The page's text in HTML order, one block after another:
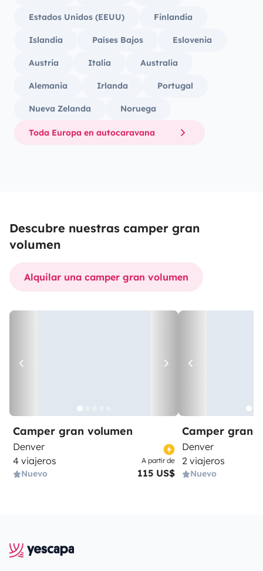
Estados Unidos (EEUU) Finlandia
Islandia Países Bajos Eslovenia
Austria Italia Australia
Alemania Irlanda Portugal
Nueva Zelanda Noruega
Toda Europa en autocaravana
Descubre nuestras camper gran
volumen
Alquilar una camper gran volumen
Camper gran volumen
Denver
4 viajeros
Nuevo
A partir de
115 US$
Camper gran
Denver
2 viajeros
Nuevo